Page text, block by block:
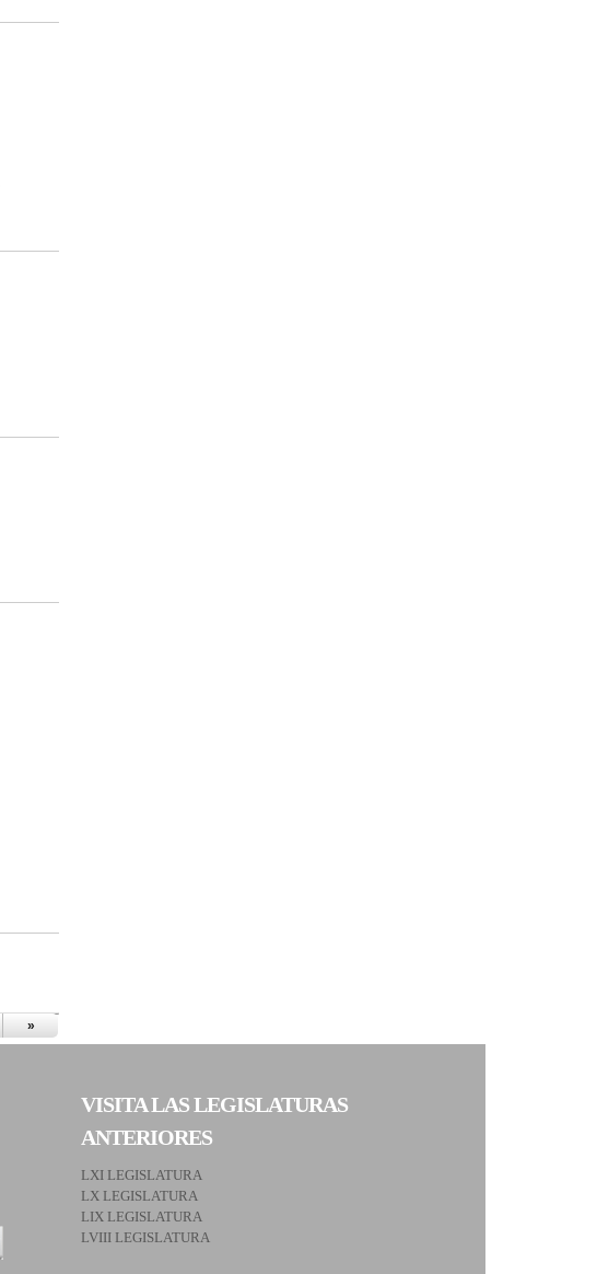
»
VISITA LAS LEGISLATURAS
ANTERIORES
LXI LEGISLATURA
LX LEGISLATURA
LIX LEGISLATURA
LVIII LEGISLATURA